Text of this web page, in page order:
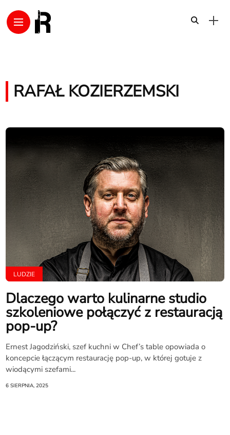
RAFAŁ KOZIERZEMSKI
LUDZIE
Dlaczego warto kulinarne studio
szkoleniowe połączyć z restauracją
pop-up?
Ernest Jagodziński, szef kuchni w Chef’s table opowiada o
koncepcie łączącym restaurację pop-up, w której gotuje z
wiodącymi szefami...
6 SIERPNIA, 2025